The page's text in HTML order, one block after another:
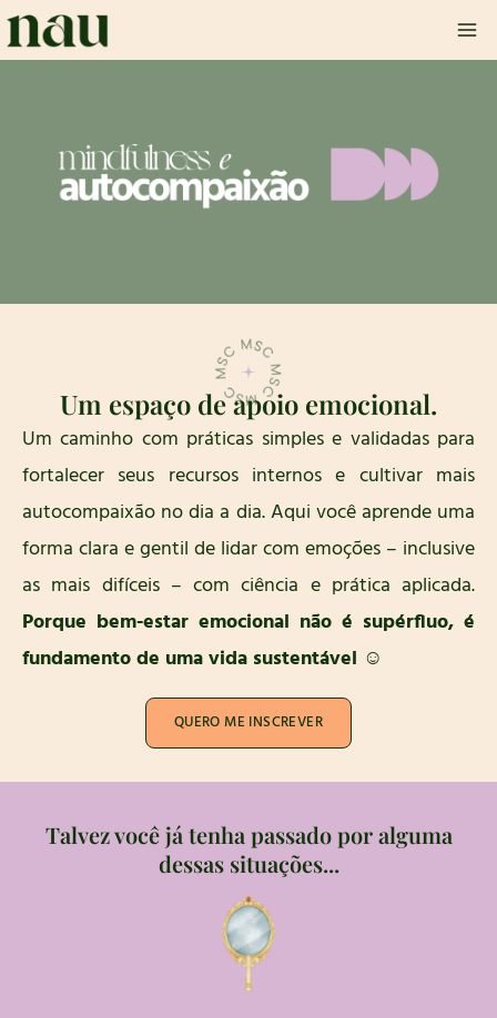
Ir
para
Um espaço de apoio emocional.
Um caminho com práticas simplese validadas para
fortalecer seus recursos internos e cultivar mais
autocompaixão no dia a dia.Aqui você aprende uma
forma clara e gentil de lidar com emoções – inclusive
as mais difíceis – com ciência e prática aplicada.
Porque bem-estar emocional não é supérfluo, é
fundamento de uma vida sustentável ☺️
QUERO ME INSCREVER
Talvez você já tenha passado por alguma
dessas situações...